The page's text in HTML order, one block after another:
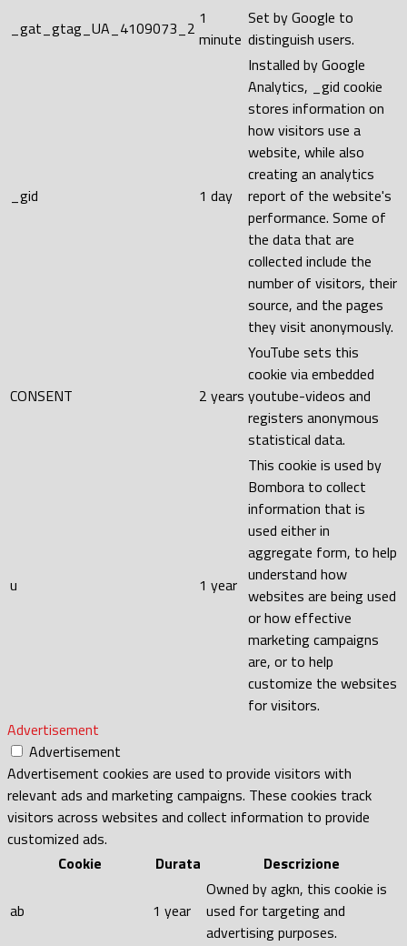
_gat_gtag_UA_4109073_2 1
minute
Set by Google to
distinguish users.
_gid 1 day
Installed by Google
Analytics, _gid cookie
stores information on
how visitors use a
website, while also
creating an analytics
report of the website's
performance. Some of
the data that are
collected include the
number of visitors, their
source, and the pages
they visit anonymously.
CONSENT 2 years
YouTube sets this
cookie via embedded
youtube-videos and
registers anonymous
statistical data.
u 1 year
This cookie is used by
Bombora to collect
information that is
used either in
aggregate form, to help
understand how
websites are being used
or how effective
marketing campaigns
are, or to help
customize the websites
for visitors.
Advertisement
Advertisement
Advertisement cookies are used to provide visitors with
relevant ads and marketing campaigns. These cookies track
visitors across websites and collect information to provide
customized ads.
Cookie
Durata Descrizione
ab 1 year
Owned by agkn, this cookie is
used for targeting and
advertising purposes.